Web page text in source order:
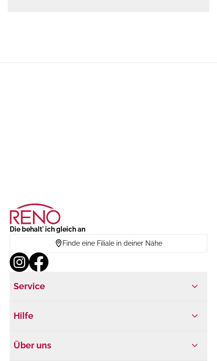
Die behalt' ich gleich an
Finde eine Filiale in deiner Nähe
Service
Hilfe
Über uns